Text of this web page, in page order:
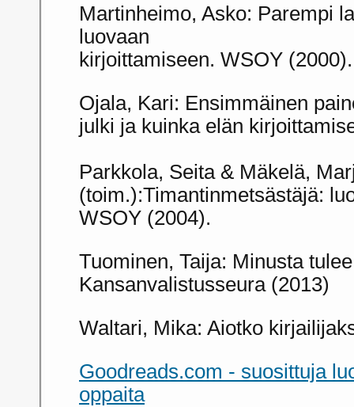
Martinheimo, Asko: Parempi
luovaan
kirjoittamiseen. WSOY
Ojala, Kari: Ensimmäinen
julki ja kuinka elän
Parkkola, Seita & Mäkelä,
(toim.):Timantinmetsästäjä:
WSOY (2004).
Tuominen, Taija: Minusta
Kansanvalistusseura (2013)
Waltari, Mika: Aiotko
Goodreads.com - suosittuja
oppaita